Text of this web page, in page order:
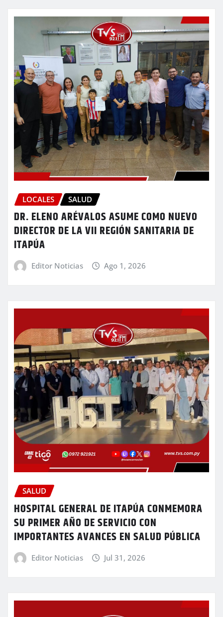
LOCALES SALUD
DR. ELENO ARÉVALOS ASUME COMO NUEVO
DIRECTOR DE LA VII REGIÓN SANITARIA DE
ITAPÚA
Editor Noticias Ago 1, 2026
SALUD
HOSPITAL GENERAL DE ITAPÚA CONMEMORA
SU PRIMER AÑO DE SERVICIO CON
IMPORTANTES AVANCES EN SALUD PÚBLICA
Editor Noticias Jul 31, 2026